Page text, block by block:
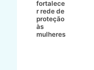
fortalece
r rede de
proteção
às
mulheres